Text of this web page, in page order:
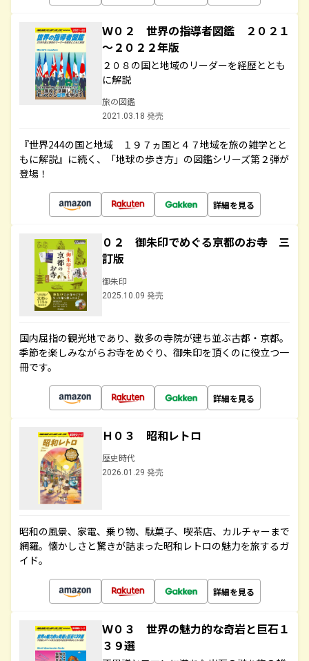
Ｗ０２ 世界の指導者図鑑 ２０２１
～２０２２年版
２０８の国と地域のリーダーを経歴ととも
に解説
旅の図鑑
2021.03.18 発売
『世界244の国と地域 １９７ヵ国と４７地域を旅の雑学とと
もに解説』に続く、「地球の歩き方」の図鑑シリーズ第２弾が
登場！
詳細を見る
０２ 御朱印でめぐる京都のお寺 三
訂版
御朱印
2025.10.09 発売
国内屈指の観光地であり、数多の寺院が建ち並ぶ古都・京都。
季節を楽しみながらお寺をめぐり、御朱印を頂くのに役立つ一
冊です。
詳細を見る
Ｈ０３ 昭和レトロ
歴史時代
2026.01.29 発売
昭和の風景、家電、乗り物、駄菓子、喫茶店、カルチャーまで
網羅。懐かしさと驚きが詰まった昭和レトロの魅力を旅するガ
イド。
詳細を見る
Ｗ０３ 世界の魅力的な奇岩と巨石１
３９選